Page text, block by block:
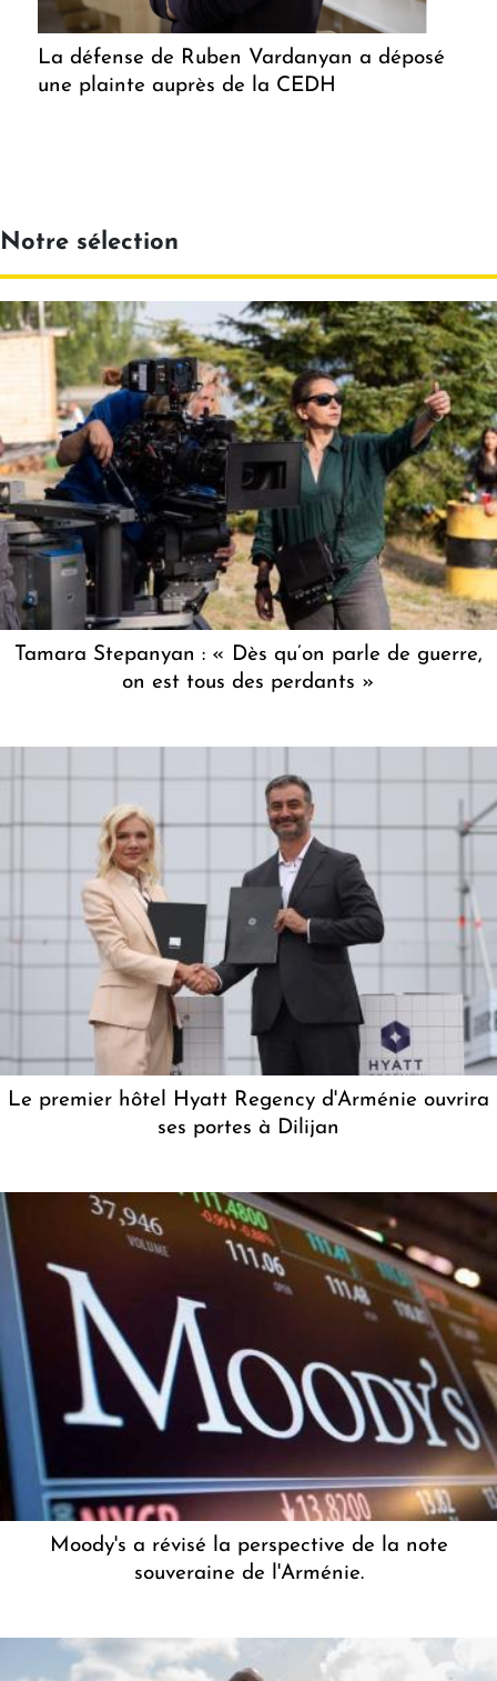
La défense de Ruben Vardanyan a déposé
une plainte auprès de la CEDH
Notre sélection
Tamara Stepanyan : « Dès qu’on parle de guerre,
on est tous des perdants »
Le premier hôtel Hyatt Regency d'Arménie ouvrira
ses portes à Dilijan
Moody's a révisé la perspective de la note
souveraine de l'Arménie.